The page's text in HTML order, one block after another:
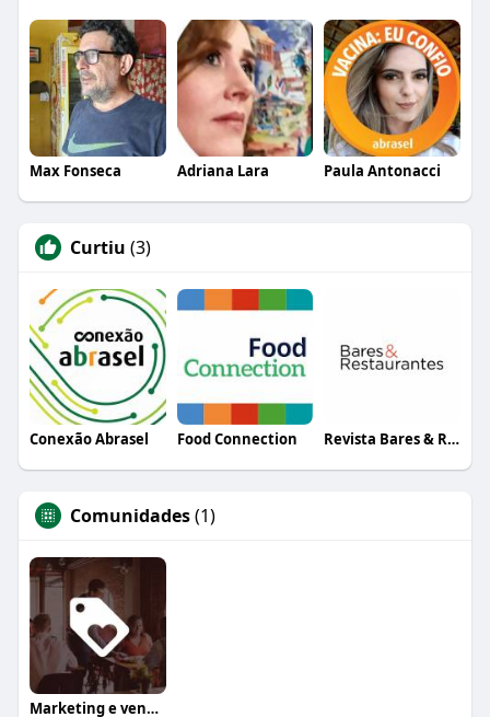
Max Fonseca Adriana Lara Paula Antonacci
Curtiu (3)
Conexão Abrasel Food Connection Revista Bares & Restaurantes
Comunidades(1)
Marketing e vendas